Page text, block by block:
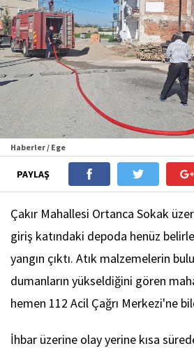
Haberler / Ege
PAYLAŞ
Çakır Mahallesi Ortanca Sokak
giriş katındaki depoda henüz
yangın çıktı. Atık malzemelerin
dumanların yükseldiğini gören
hemen 112 Acil Çağrı Merkezi'ne
İhbar üzerine olay yerine kısa